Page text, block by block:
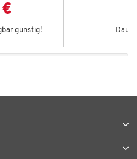
günstig!